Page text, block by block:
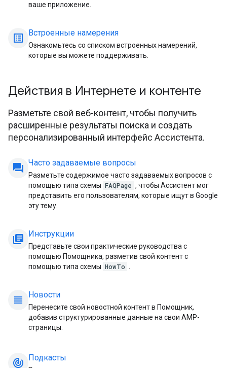
ваше приложение.
list_alt Встроенные намерения
Ознакомьтесь со списком встроенных намерений,
которые вы можете поддерживать.
Действия в Интернете и контенте
Разметьте свой веб-контент, чтобы получить
расширенные результаты поиска и создать
персонализированный интерфейс Ассистента.
question_answer Часто задаваемые вопросы
Разметьте содержимое часто задаваемых вопросов с
помощью типа схемы FAQPage , чтобы Ассистент мог
представить его пользователям, которые ищут в Google
эту тему.
library_books Инструкции
Представьте свои практические руководства с
помощью Помощника, разметив свой контент с
помощью типа схемы HowTo
view_headline Новости
Перенесите свой новостной контент в Помощник,
добавив структурированные данные на свои AMP-
страницы.
track_changes Подкасты